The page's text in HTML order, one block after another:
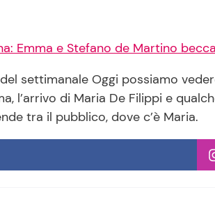
Emma e Stefano de Martino
settimanale Oggi possiamo
l’arrivo di Maria De Filippi e
tra il pubblico, dove c’è Maria.